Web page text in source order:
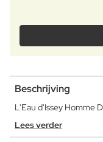
Beschrijving
L'Eau d'Issey Homme
Lees verder